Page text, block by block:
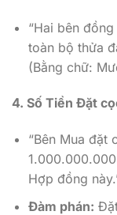
“Hai bên
toàn bộ thửa
(Bằng chữ:
4. Số Tiền Đặt
“Bên Mua đặt
Hợp đồng
Đàm phán: